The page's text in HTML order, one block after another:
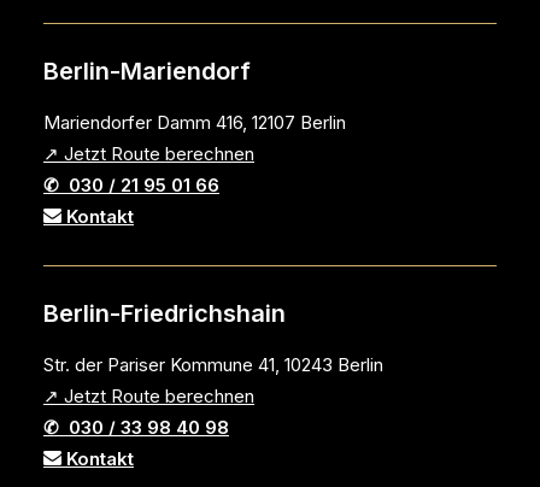
Berlin-Mariendorf
Mariendorfer Damm 416, 12107 Berlin
↗ Jetzt Route berechnen
✆ 030 / 21 95 01 66
Kontakt
Berlin-Friedrichshain
Str. der Pariser Kommune 41, 10243 Berlin
↗ Jetzt Route berechnen
✆ 030 / 33 98 40 98
Kontakt